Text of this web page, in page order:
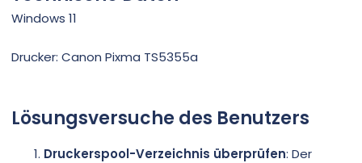
Windows 11
Drucker: Canon Pixma TS5355a
Lösungsversuche des Benutzers
Druckerspool-Verzeichnis überprüfen: Der